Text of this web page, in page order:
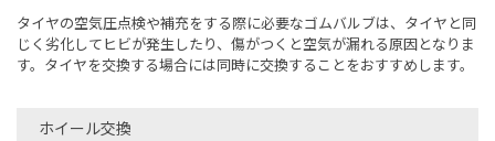
タイヤの空気圧点検や補充をする際に必要なゴムバルブは、タイヤと同
じく劣化してヒビが発生したり、傷がつくと空気が漏れる原因となりま
す。タイヤを交換する場合には同時に交換することをおすすめします。
ホイール交換